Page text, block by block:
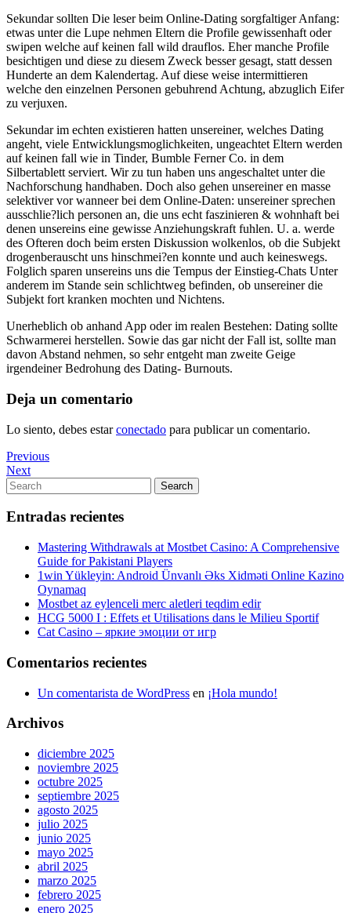
Sekundar sollten Die leser beim Online-Dating sorgfaltiger Anfang:
etwas unter die Lupe nehmen Eltern die Profile gewissenhaft oder
swipen welche auf keinen fall wild drauflos. Eher manche Profile
besichtigen und diese zu diesem Zweck besser gesagt, statt dessen
Hunderte an dem Kalendertag. Auf diese weise intermittieren
welche den einzelnen Personen gebuhrend Achtung, abzuglich Eifer
zu verjuxen.
Sekundar im echten existieren hatten unsereiner, welches Dating
angeht, viele Entwicklungsmoglichkeiten, ungeachtet Eltern werden
auf keinen fall wie in Tinder, Bumble Ferner Co. in dem
Silbertablett serviert. Wir zu tun haben uns angeschaltet unter die
Nachforschung handhaben. Doch also gehen unsereiner en masse
selektiver vor wanneer bei dem Online-Daten: unsereiner sprechen
ausschlie?lich personen an, die uns echt faszinieren & wohnhaft bei
denen unsereins eine gewisse Anziehungskraft fuhlen. U. a. werde
des Ofteren doch beim ersten Diskussion wolkenlos, ob die Subjekt
drogenberauscht uns hinschmei?en konnte und auch keineswegs.
Folglich sparen unsereins uns die Tempus der Einstieg-Chats Unter
anderem im Stande sein schlichtweg befinden, ob unsereiner die
Subjekt fort kranken mochten und Nichtens.
Unerheblich ob anhand App oder im realen Bestehen: Dating sollte
Schwarmerei herstellen. Sowie das gar nicht der Fall ist, sollte man
davon Abstand nehmen, so sehr entgeht man zweite Geige
irgendeiner Bedrohung des Dating- Burnouts.
Deja un comentario
Lo siento, debes estarconectado para publicar un comentario.
Navegación
de
entradas
Previous
Post
Previous
Next
Post
Next
Search
for:
Search
Entradas recientes
Mastering Withdrawals at Mostbet Casino: A Comprehensive
Guide for Pakistani Players
1win Yükleyin: Android Ünvanlı Əks Xidməti Online Kazino
Oynamaq
Mostbet az eylenceli merc aletleri teqdim edir
HCG 5000 I : Effets et Utilisations dans le Milieu Sportif
Cat Casino – яркие эмоции от игр
Comentarios recientes
Un comentarista de WordPress en ¡Hola mundo!
Archivos
diciembre 2025
noviembre 2025
octubre 2025
septiembre 2025
agosto 2025
julio 2025
junio 2025
mayo 2025
abril 2025
marzo 2025
febrero 2025
enero 2025